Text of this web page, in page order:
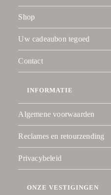
Shop
Uw cadeaubon tegoed
Contact
INFORMATIE
Algemene voorwaarden
Reclames en retourzending
Privacybeleid
ONZE VESTIGINGEN